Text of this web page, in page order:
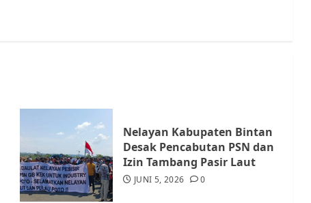
Nelayan Kabupaten Bintan
Desak Pencabutan PSN dan
Izin Tambang Pasir Laut
JUNI 5, 2026 0